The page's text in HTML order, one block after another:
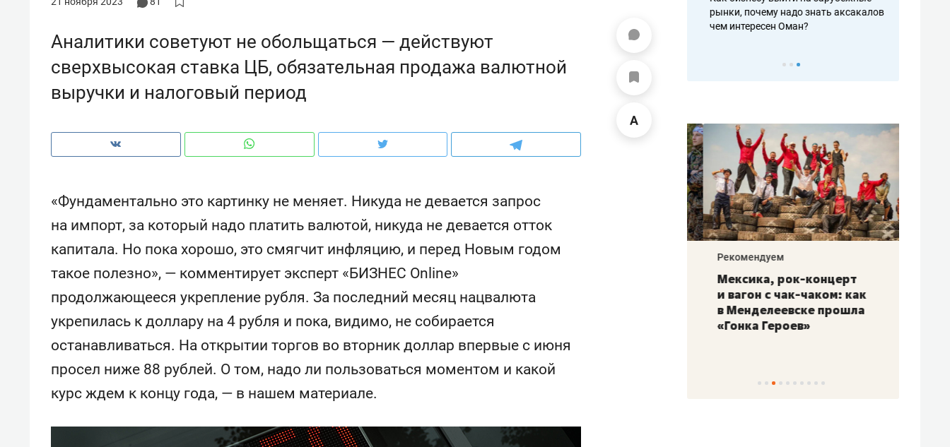
Аналитики советуют не обольщаться — действуют
сверхвысокая ставка ЦБ, обязательная продажа валютной
выручки и налоговый период
«Фундаментально это картинку не меняет. Никуда не девается запрос
на импорт, за который надо платить валютой, никуда не девается отток
капитала. Но пока хорошо, это смягчит инфляцию, и перед Новым годом
такое полезно», — комментирует эксперт «БИЗНЕС Online»
продолжающееся укрепление рубля. За последний месяц нацвалюта
укрепилась к доллару на 4 рубля и пока, видимо, не собирается
останавливаться. На открытии торгов во вторник доллар впервые с июня
просел ниже 88 рублей. О том, надо ли пользоваться моментом и какой
курс ждем к концу года, — в нашем материале.
рынки, почему надо знать аксакалов и
чем интересен Оман?
Рекомендуем
Как ГК «МИР ГРУПП» и ВТБ
создают оазис жилого
комфорта под Казанью
Рекомендуем
150 камер до квартиры и Face
ID вместо ключа: какой будет
Рекомендуем
природе, работа
состоянием как основа
антихрупких команд
Рекомендуем
Мексика, рок-концерт
и вагон с чак-чаком: как
в Менделеевске прошла
«Гонка Героев»